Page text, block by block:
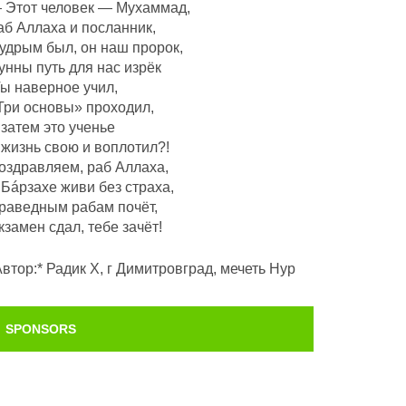
человек — Мухаммад,
Аллаха и посланник,
был, он наш пророк,
путь для нас изрёк
наверное учил,
основы» проходил,
это ученье
свою и воплотил?!
раб Аллаха,
живи без страха,
рабам почëт,
сдал, тебе зачёт!
Радик Х, г Димитровград, мечеть Нур
SPONSORS